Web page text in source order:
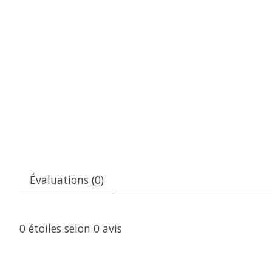
Évaluations (0)
0 étoiles selon 0 avis